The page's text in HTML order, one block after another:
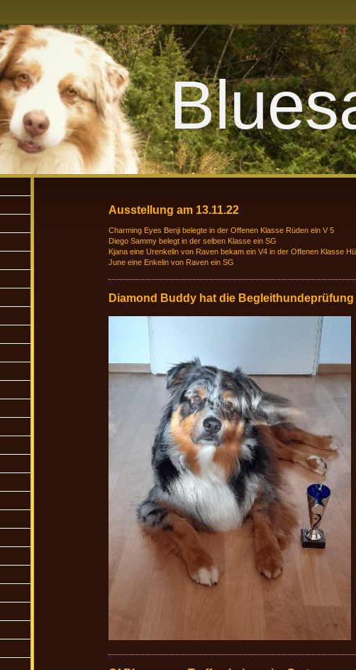
Ausstellung am 13.11.22
Charming Eyes Benji belegte in der Offenen Klasse Rüden ein V 5
Diego Sammy belegt in der selben Klasse ein SG
Kjana eine Urenkelin von Raven bekam ein V4 in der Offenen Klasse
June eine Enkelin von Raven ein SG
Diamond Buddy hat die